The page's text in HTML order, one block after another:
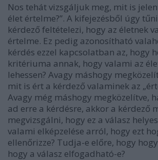
Nos tehát vizsgáljuk meg, mit is
élet értelme?”. A kifejezésből úgy
kérdező feltételezi, hogy az életnek
értelme. Ez pedig azonosítható
kérdés ezzel kapcsolatban az, hogy
kritériuma annak, hogy valami az
lehessen? Avagy máshogy
mit is ért a kérdező valaminek az
Avagy még máshogy megközelítve,
ad erre a kérdésre, akkor a kérdező
megvizsgálni, hogy ez a válasz
valami elképzelése arról, hogy ezt
ellenőrizze? Tudja-e előre, hogy
hogy a válasz elfogadható-e?